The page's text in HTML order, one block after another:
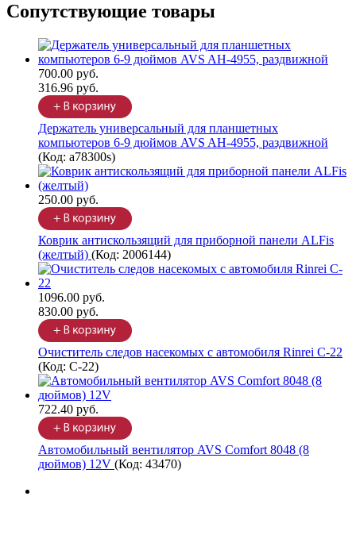
Сопутствующие товары
700.00 руб.
316.96 руб.
Держатель универсальный для планшетных
компьютеров 6-9 дюймов AVS AH-4955, раздвижной
(Код: a78300s)
250.00 руб.
Коврик антискользящий для приборной панели ALFis
(желтый) (Код: 2006144)
1096.00 руб.
830.00 руб.
Очиститель следов насекомых с автомобиля Rinrei C-22
(Код: C-22)
722.40 руб.
Автомобильный вентилятор AVS Comfort 8048 (8
дюймов) 12V (Код: 43470)